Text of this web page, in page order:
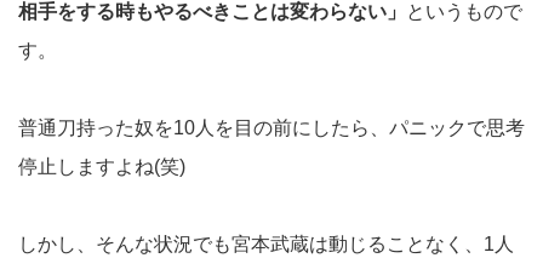
相手をする時もやるべきことは変わらない」
というもので
す。
普通刀持った奴を10人を目の前にしたら、パニックで思考
停止しますよね(笑)
しかし、そんな状況でも宮本武蔵は動じることなく、1人